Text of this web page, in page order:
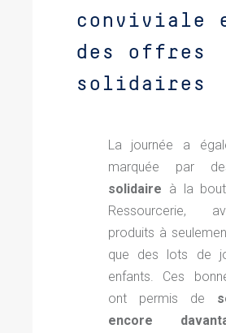
conviviale
des offres
solidaires
La journée a
marquée par
solidaire à la
Ressourcerie,
produits à
que des lots de
enfants. Ces
ont permis de
encore